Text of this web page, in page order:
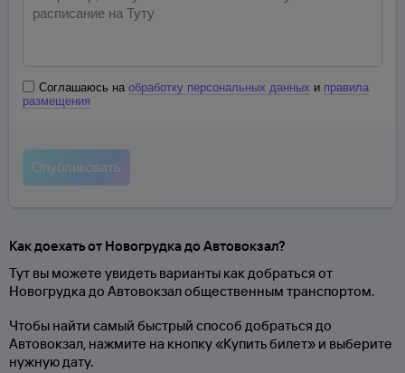
Соглашаюсь на обработку персональных данных и правила
размещения
Как доехать от Новогрудка до Автовокзал?
Тут вы можете увидеть варианты как добраться от
Новогрудка до Автовокзал общественным транспортом.
Чтобы найти самый быстрый способ добраться до
Автовокзал, нажмите на кнопку «Купить билет» и выберите
нужную дату.